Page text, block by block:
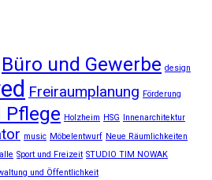
Büro und Gewerbe design
Freiraumplanung Förderung
Pflege Holzheim HSG Innenarchitektur
music Möbelentwurf Neue Räumlichkeiten
Sport und Freizeit STUDIO TIM NOWAK
und Öffentlichkeit